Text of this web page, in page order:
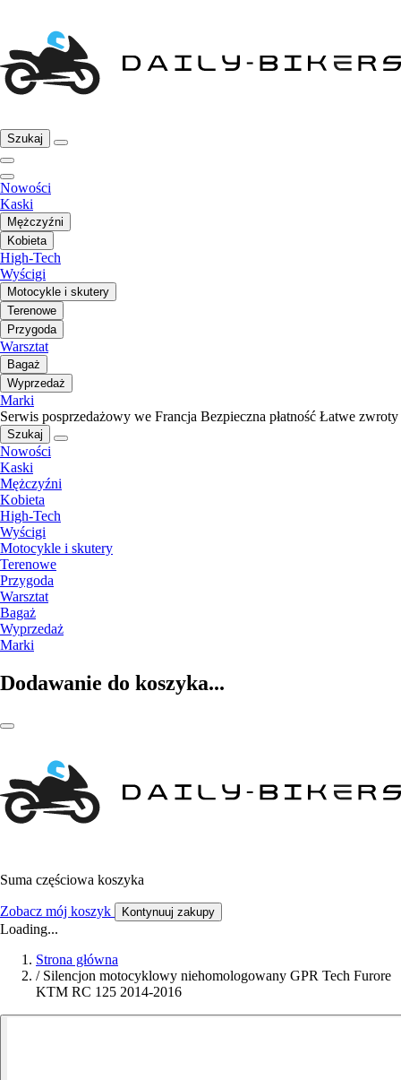
Szukaj
Nowości
Kaski
Mężczyźni
Kobieta
High-Tech
Wyścigi
Motocykle i skutery
Terenowe
Przygoda
Warsztat
Bagaż
Wyprzedaż
Marki
Serwis posprzedażowy we Francja Bezpieczna płatność Łatwe zwroty
Szukaj
Nowości
Kaski
Mężczyźni
Kobieta
High-Tech
Wyścigi
Motocykle i skutery
Terenowe
Przygoda
Warsztat
Bagaż
Wyprzedaż
Marki
Dodawanie do koszyka...
Suma częściowa koszyka
Zobacz mój koszyk Kontynuuj zakupy
Loading...
Strona główna
/ Silencjon motocyklowy niehomologowany GPR Tech Furore
KTM RC 125 2014-2016